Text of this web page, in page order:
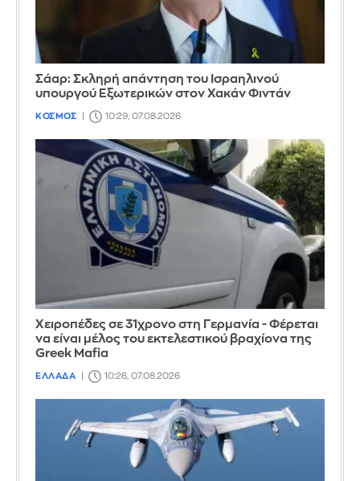
Σάαρ: Σκληρή απάντηση του Ισραηλινού
υπουργού Εξωτερικών στον Χακάν Φιντάν
ΚΟΣΜΟΣ 10:29, 07.08.2026
Χειροπέδες σε 31χρονο στη Γερμανία - Φέρεται
να είναι μέλος του εκτελεστικού βραχίονα της
Greek Mafia
ΕΛΛΑΔΑ 10:26, 07.08.2026